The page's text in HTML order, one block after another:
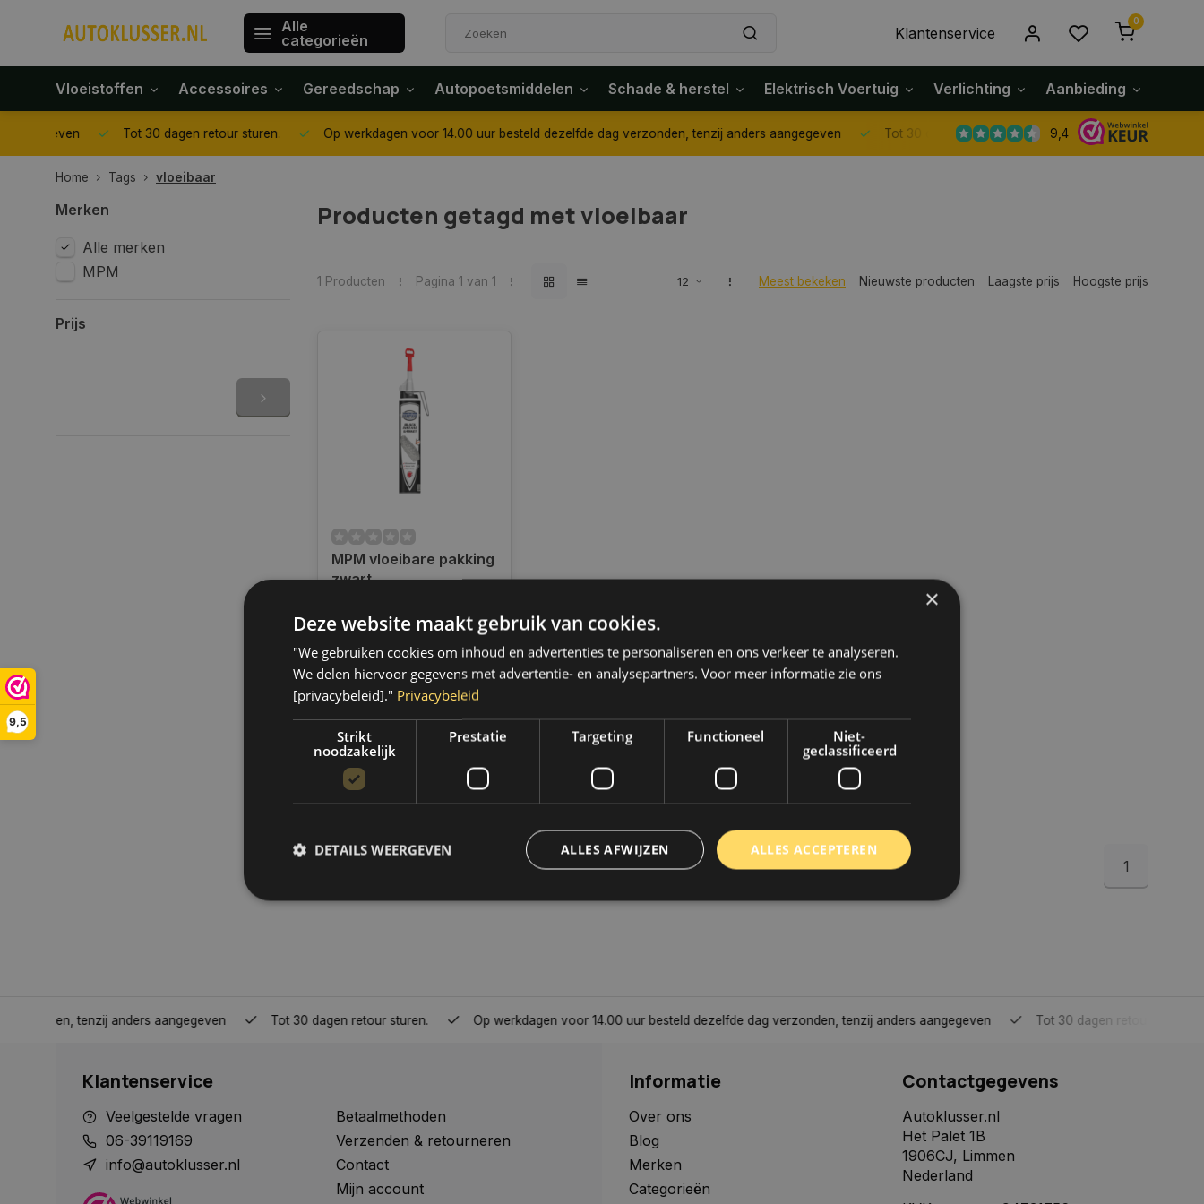
9,5
Alle
categorieën
Klantenservice
0
Vloeistoffen Accessoires Gereedschap Autopoetsmiddelen Schade & herstel Elektrisch Voertuig Verlichting Aanbieding
Tot 30 dagen retour sturen. Op werkdagen voor 14.00 uur besteld dezelfde dag verzonden, tenzij anders aangegeven Tot 30 dagen retour sturen. 9,4
Home Tags vloeibaar
Merken
Alle merken
MPM
Prijs
Producten getagd met vloeibaar
1 Producten Pagina 1 van 1 Meest bekeken Nieuwste producten Laagste prijs Hoogste prijs
MPM vloeibare pakking
zwart
Op werkdagen voor 14.00
uur besteld, dezelfde dag
verzonden. Boven de 50,-
gratis verzending. (NL &
BE)
€24,95
Vergelijk
1
tenzij anders aangegeven Tot 30 dagen retour sturen. Op werkdagen voor 14.00 uur besteld dezelfde dag verzonden, tenzij anders aangegeven Tot 30 dagen retour sturen.
Klantenservice
Veelgestelde vragen
06-39119169
info@autoklusser.nl
Betaalmethoden
Verzenden & retourneren
Contact
Mijn account
Informatie
Over ons
Blog
Merken
Categorieën
Contactgegevens
Autoklusser.nl
Het Palet 1B
1906CJ, Limmen
Nederland
×
Deze website maakt gebruik van cookies.
"We gebruiken cookies om inhoud en advertenties te personaliseren en ons verkeer te analyseren.
We delen hiervoor gegevens met advertentie- en analysepartners. Voor meer informatie zie ons
[privacybeleid]." Privacybeleid
Strikt
noodzakelijk
Prestatie Targeting Functioneel
Niet-
geclassificeerd
ALLES ACCEPTEREN
ALLES AFWIJZEN
DETAILS WEERGEVEN
Dit cookie wordt gebruikt om een identificatiecode
sessie ID wordt gebruikt om een veilige en
consistente gebruikerservaring te behouden, ervoor
te zorgen dat pagina wijzigingen of item selecties
worden onthouden van pagina naar pagina. Het slaat
geen persoonlijke gegevens op.
__cf_bm
Deze cookie wordt gebruikt om onderscheid te